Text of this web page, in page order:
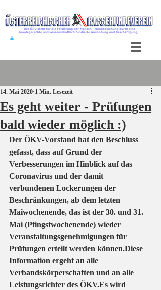
Es geht weiter - Prüfungen
bald wieder möglich :)
14. Mai 2020 1 Min. Lesezeit
Der ÖKV-Vorstand hat den Beschluss
gefasst, dass auf Grund der
Verbesserungen im Hinblick auf das
Coronavirus und der damit
verbundenen Lockerungen der
Beschränkungen, ab dem letzten
Maiwochenende, das ist der 30. und 31.
Mai (Pfingstwochenende) wieder
Veranstaltungsgenehmigungen für
Prüfungen erteilt werden können.Diese
Information ergeht an alle
Verbandskörperschaften und an alle
Leistungsrichter des ÖKV.Es wird